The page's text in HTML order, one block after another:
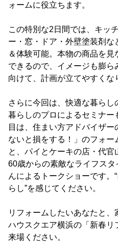
ォームに役立ちます。
この特別な2日間では、キッ
ー・窓・ドア・外壁塗装剤
＆体験可能。本物の商品を
できるので、イメージも膨
向けて、計画が立てやすくな
さらに今回は、快適な暮らし
暮らしのプロによるセミナ
目は、住まい方アドバイザ
ないと損をする！」のフォ
と、パイとケーキの店・代
60歳からの素敵なライフス
んによるトークショーです。
らし”を感じてください。
リフォームしたいあなたと、
ハウスクエア横浜の「新春
来場ください。